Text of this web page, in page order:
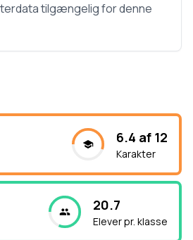
tilgængelig for denne
6.4 af 12
Karakter
20.7
Elever pr. klasse